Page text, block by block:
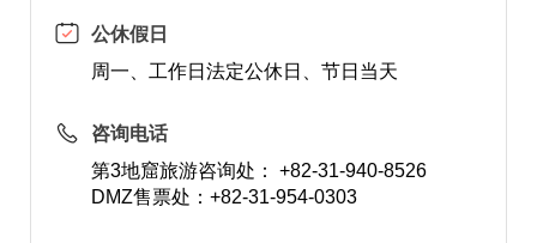
公休假日
周一、工作日法定公休日、节日当天
咨询电话
第3地窟旅游咨询处： +82-31-940-8526
DMZ售票处：+82-31-954-0303